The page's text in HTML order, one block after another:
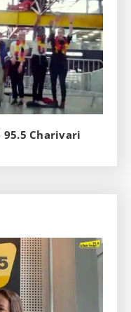
95.5 Charivari